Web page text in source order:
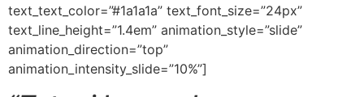
text_text_color=”#1a1a1a” text_font_size=”24px”
text_line_height=”1.4em” animation_style=”slide”
animation_direction=”top”
animation_intensity_slide=”10%”]